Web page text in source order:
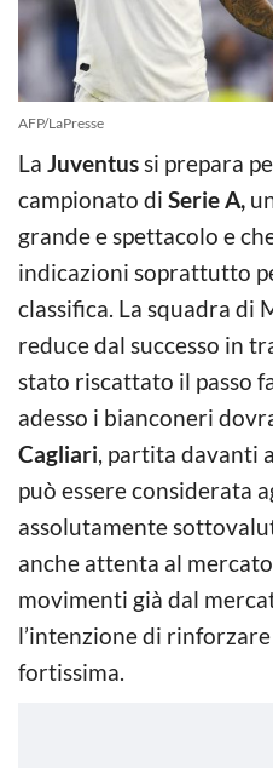
AFP/LaPresse
La Juventussi prepara
campionato di Serie A,
grande e spettacolo e
indicazioni soprattutto
classifica. La squadra di
reduce dal successo in
stato riscattato il passo
adesso i bianconeri
Cagliari, partita davanti
può essere considerata
assolutamente
anche attenta al
movimenti già dal
l’intenzione di
fortissima.